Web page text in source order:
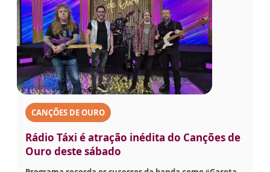
CANÇÕES DE OURO
Rádio Táxi é atração inédita do Canções de
Ouro deste sábado